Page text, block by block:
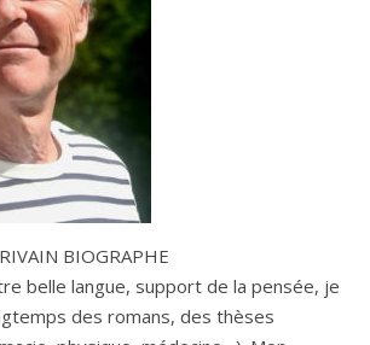
BIOGRAPHE
belle langue, support de la pensée, je
des romans, des thèses